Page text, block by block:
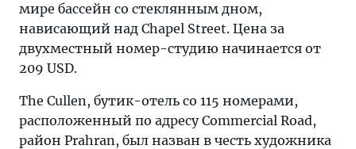
мире бассейн со стеклянным дном,
нависающий над Chapel Street. Цена за
двухместный номер-студию начинается от
209 USD.
The Cullen, бутик-отель со 115 номерами,
расположенный по адресу Commercial Road,
район Prahran, был назван в честь художника